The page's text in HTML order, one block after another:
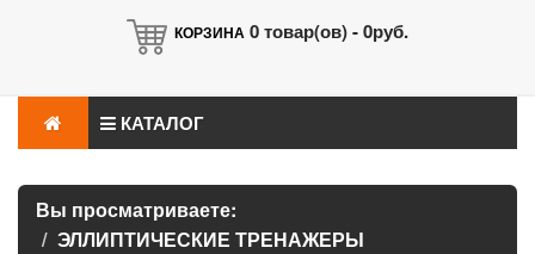
КОРЗИНА 0товар(ов) -0руб.
КАТАЛОГ
Вы просматриваете:
ЭЛЛИПТИЧЕСКИЕ ТРЕНАЖЕРЫ